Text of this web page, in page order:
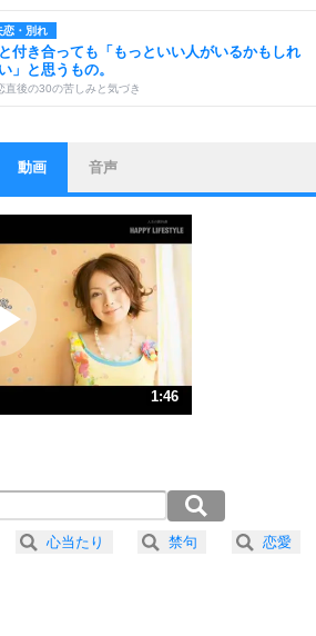
恋・別れ
付き合っても「もっといい人がいるかもしれ
」と思うもの。
直後の30の苦しみと気づき
トレス対策
と比べない。
そのこと、他人を見ない。
いらしない人になる30の方法
ラス思考
ティブになれない原因は、行動しないから。
ティブ思考になる30の方法
トレス対策
生、なんとかなるもの。
に生きる30の方法
大きい人は、怒りを優しさで表現する。
ラス思考
動画 音声
1:46
53秒）
42秒）
35秒）
心当たり 禁句 恋愛